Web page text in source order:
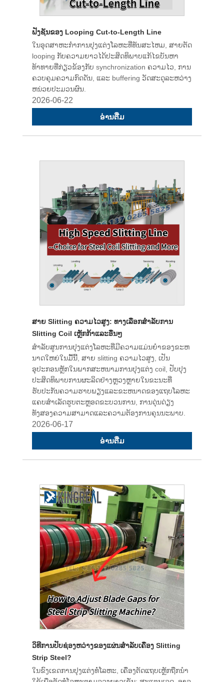
ຟັງຊັນຂອງ Looping Cut-to-Length Line
ໃນອຸດສາຫະກໍາການປຸງແຕ່ງໂລຫະທີ່ທັນສະໄຫມ, ສາຍຕັດ
looping ກັບຄວາມຍາວໄດ້ປະສິດທິພາບແກ້ໄຂບັນຫາ
ທ້າທາຍທີ່ກ່ຽວຂ້ອງກັບ synchronization ຄວາມໄວ, ການ
ຄວບຄຸມຄວາມກົດດັນ, ແລະ buffering ວັດສະດຸລະຫວ່າງ
ຫນ່ວຍປະມວນຜົນ.
2026-06-22
ອ່ານ​ຕື່ມ
ສາຍ Slitting ຄວາມໄວສູງ: ທາງເລືອກສໍາລັບການ
Slitting Coil ເຫຼັກກ້າແລະອື່ນໆ
ສໍາລັບສູນການປຸງແຕ່ງໂລຫະທີ່ມີຄວາມແມ່ນຍໍາຂອງຂະຫ
ນາດໃຫຍ່ໃນມື້ນີ້, ສາຍ slitting ຄວາມໄວສູງ, ເປັນ
ອຸປະກອນຫຼັກໃນພາກສະຫນາມການປຸງແຕ່ງ coil, ປັບປຸງ
ປະສິດທິພາບການຜະລິດຢ່າງຫຼວງຫຼາຍໃນຂະນະທີ່
ຮັບປະກັນຄວາມຮາບພຽງແລະຂະຫນາດຂອງແຖບໂລຫະ
ແຄບສໍາເລັດຮູບຕະຫຼອດຂະບວນການ, ການດຸ່ນດ່ຽງ
ທັງສອງຄວາມສາມາດແລະຄວາມຕ້ອງການຄຸນນະພາບ.
2026-06-17
ອ່ານ​ຕື່ມ
ວິທີການປັບຊ່ອງຫວ່າງຂອງແຜ່ນສໍາລັບເຄື່ອງ Slitting
Strip Steel?
ໃນຂົງເຂດການປຸງແຕ່ງທໍ່ໂລຫະ, ເຄື່ອງຕັດແຖບເຫຼັກຖືກນໍາ